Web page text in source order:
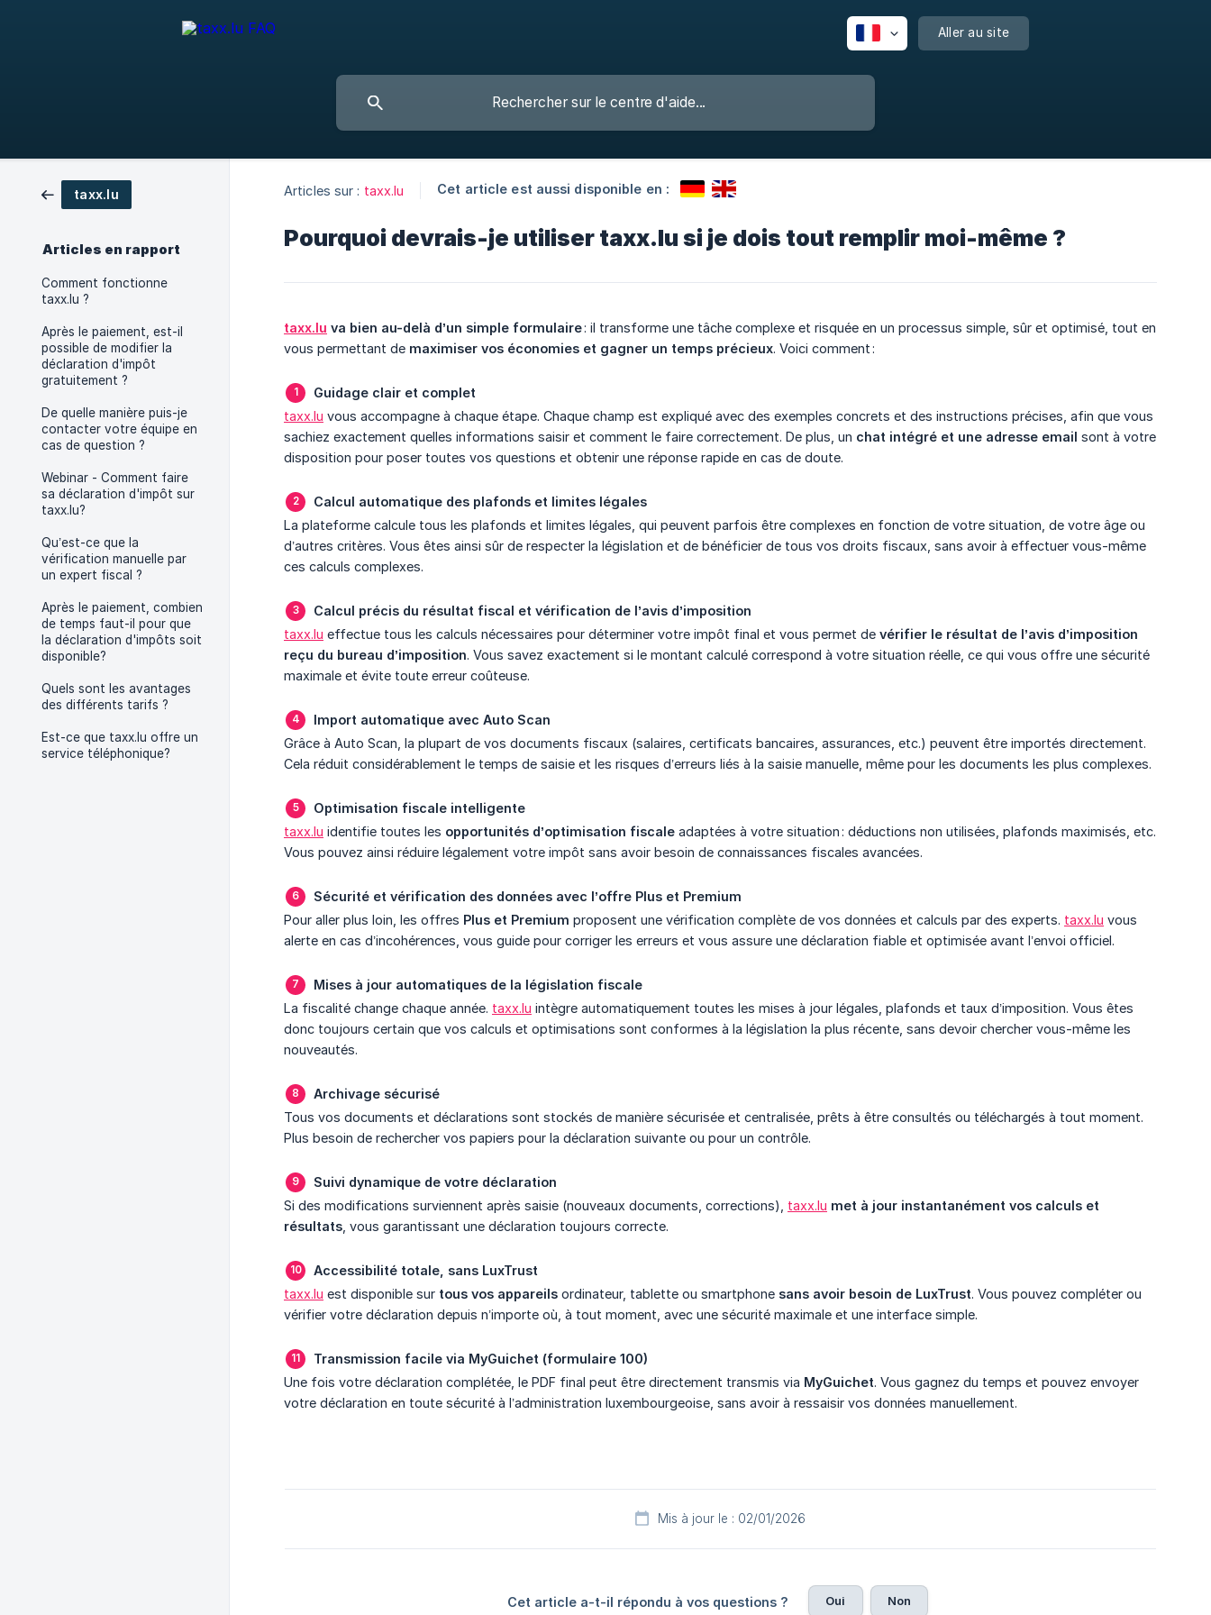
Aller au site
taxx.lu
Articles en rapport
Comment fonctionne
taxx.lu ?
Après le paiement, est-il
possible de modifier la
déclaration d'impôt
gratuitement ?
De quelle manière puis-je
contacter votre équipe en
cas de question ?
Webinar - Comment faire
sa déclaration d'impôt sur
taxx.lu?
Qu’est-ce que la
vérification manuelle par
un expert fiscal ?
Après le paiement, combien
de temps faut-il pour que
la déclaration d'impôts soit
disponible?
Quels sont les avantages
des différents tarifs ?
Est-ce que taxx.lu offre un
service téléphonique?
Articles sur : taxx.lu Cet article est aussi disponible en :
Pourquoi devrais-je utiliser taxx.lu si je dois tout remplir moi-même ?
taxx.lu va bien au-delà d’un simple formulaire: il transforme une tâche complexe et risquée en un processus simple, sûr et optimisé, tout en
vous permettant de maximiser vos économies et gagner un temps précieux. Voici comment :
Guidage clair et complet
taxx.lu vous accompagne à chaque étape. Chaque champ est expliqué avec des exemples concrets et des instructions précises, afin que vous
sachiez exactement quelles informations saisir et comment le faire correctement. De plus, un chat intégré et une adresse email sont à votre
disposition pour poser toutes vos questions et obtenir une réponse rapide en cas de doute.
Calcul automatique des plafonds et limites légales
La plateforme calcule tous les plafonds et limites légales, qui peuvent parfois être complexes en fonction de votre situation, de votre âge ou
d’autres critères. Vous êtes ainsi sûr de respecter la législation et de bénéficier de tous vos droits fiscaux, sans avoir à effectuer vous-même
ces calculs complexes.
Calcul précis du résultat fiscal et vérification de l’avis d’imposition
taxx.lu effectue tous les calculs nécessaires pour déterminer votre impôt final et vous permet de vérifier le résultat de l’avis d’imposition
reçu du bureau d’imposition. Vous savez exactement si le montant calculé correspond à votre situation réelle, ce qui vous offre une sécurité
maximale et évite toute erreur coûteuse.
Import automatique avec Auto Scan
Grâce à Auto Scan, la plupart de vos documents fiscaux (salaires, certificats bancaires, assurances, etc.) peuvent être importés directement.
Cela réduit considérablement le temps de saisie et les risques d’erreurs liés à la saisie manuelle, même pour les documents les plus complexes.
Optimisation fiscale intelligente
taxx.lu identifie toutes les opportunités d’optimisation fiscale adaptées à votre situation : déductions non utilisées, plafonds maximisés, etc.
Vous pouvez ainsi réduire légalement votre impôt sans avoir besoin de connaissances fiscales avancées.
Sécurité et vérification des données avec l’offre Plus et Premium
Pour aller plus loin, les offres Plus et Premium proposent une vérification complète de vos données et calculs par des experts. taxx.lu vous
alerte en cas d’incohérences, vous guide pour corriger les erreurs et vous assure une déclaration fiable et optimisée avant l’envoi officiel.
Mises à jour automatiques de la législation fiscale
La fiscalité change chaque année. taxx.lu intègre automatiquement toutes les mises à jour légales, plafonds et taux d’imposition. Vous êtes
donc toujours certain que vos calculs et optimisations sont conformes à la législation la plus récente, sans devoir chercher vous-même les
nouveautés.
Archivage sécurisé
Tous vos documents et déclarations sont stockés de manière sécurisée et centralisée, prêts à être consultés ou téléchargés à tout moment.
Plus besoin de rechercher vos papiers pour la déclaration suivante ou pour un contrôle.
Suivi dynamique de votre déclaration
Si des modifications surviennent après saisie (nouveaux documents, corrections), taxx.lu met à jour instantanément vos calculs et
résultats , vous garantissant une déclaration toujours correcte.
Accessibilité totale, sans LuxTrust
taxx.lu est disponible sur tous vos appareils ordinateur, tablette ou smartphone sans avoir besoin de LuxTrust. Vous pouvez compléter ou
vérifier votre déclaration depuis n’importe où, à tout moment, avec une sécurité maximale et une interface simple.
Transmission facile via MyGuichet (formulaire 100)
Une fois votre déclaration complétée, le PDF final peut être directement transmis via MyGuichet. Vous gagnez du temps et pouvez envoyer
votre déclaration en toute sécurité à l’administration luxembourgeoise, sans avoir à ressaisir vos données manuellement.
Mis à jour le : 02/01/2026
Cet article a-t-il répondu à vos questions ? Oui Non